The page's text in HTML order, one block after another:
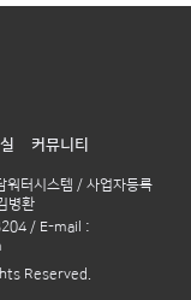
커뮤니티
워터시스템 / 사업자등록
병환
/ E-mail :
Reserved.